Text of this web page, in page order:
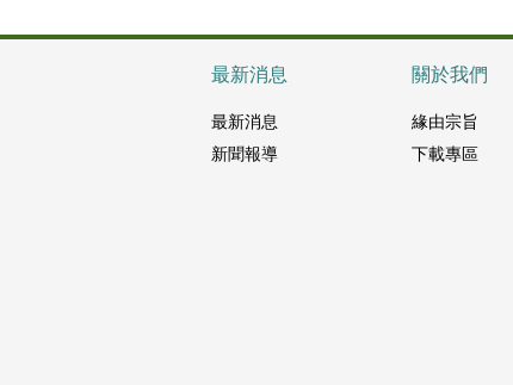
最新消息
最新消息
新聞報導
關於我們
緣由宗旨
下載專區